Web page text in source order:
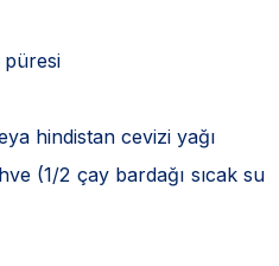
püresi
hindistan cevizi yağı
(1/2 çay bardağı sıcak su